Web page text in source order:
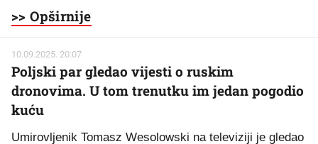
>> Opširnije
10.09.2025. 20:07
Poljski par gledao vijesti o ruskim
dronovima. U tom trenutku im jedan pogodio
kuću
Umirovljenik Tomasz Wesolowski na televiziji je gledao